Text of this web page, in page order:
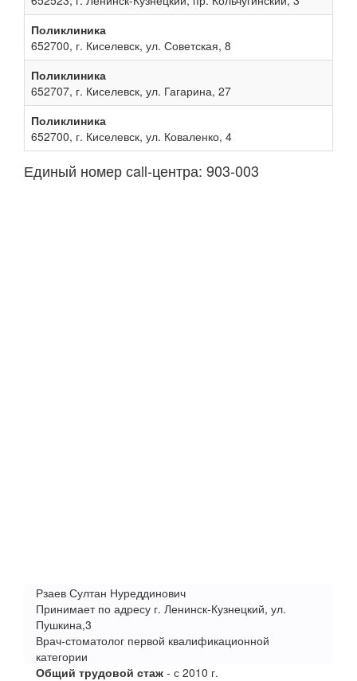
Поликлиника
652700, г. Киселевск, ул. Советская, 8
Поликлиника
652707, г. Киселевск, ул. Гагарина, 27
Поликлиника
652700, г. Киселевск, ул. Коваленко, 4
Единый номер сall-центра: 903-003
Рзаев Султан Нуреддинович
Принимает по адресу г. Ленинск-Кузнецкий, ул.
Пушкина,3
Врач-стоматолог первой квалификационной
категории
Общий трудовой стаж - с 2010 г.